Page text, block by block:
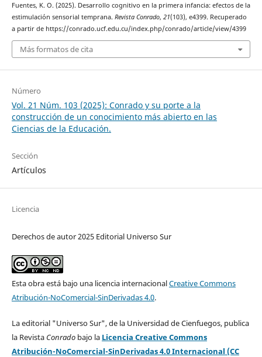
Fuentes, K. O. (2025). Desarrollo cognitivo en la primera infancia: efectos de la
estimulación sensorial temprana. Revista Conrado, 21(103), e4399. Recuperado
a partir de https://conrado.ucf.edu.cu/index.php/conrado/article/view/4399
Más formatos de cita
Número
Vol. 21 Núm. 103 (2025): Conrado y su porte a la
construcción de un conocimiento más abierto en las
Ciencias de la Educación.
Sección
Artículos
Licencia
Derechos de autor 2025 Editorial Universo Sur
Esta obra está bajo una licencia internacionalCreative Commons
Atribución-NoComercial-SinDerivadas 4.0.
La editorial "Universo Sur", de la Universidad de Cienfuegos, publica
la Revista Conradobajo la Licencia Creative Commons
Atribución-NoComercial-SinDerivadas 4.0 Internacional (CC